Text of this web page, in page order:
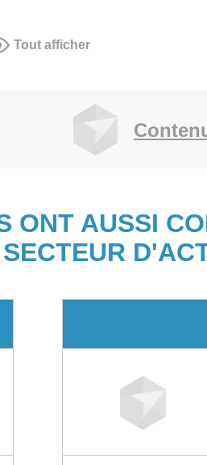
Tout afficher
ONT AUSSI